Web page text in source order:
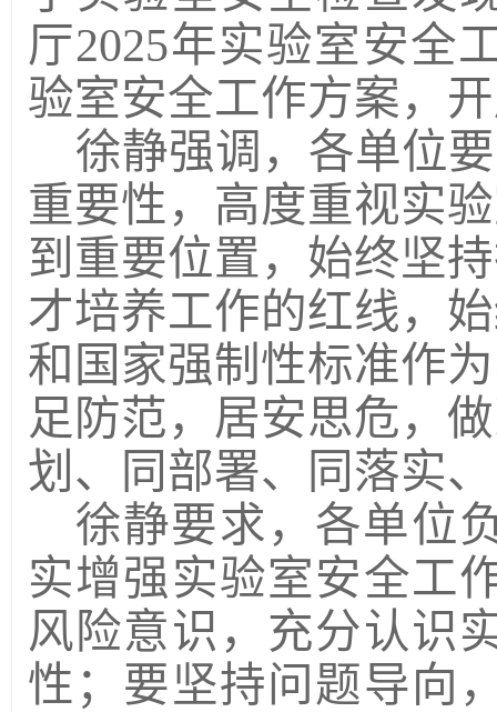
厅2025年实验室安全
验室安全工作方案，
徐静强调，各单位
重要性 ， 高度重视实
到重要位置，始终坚
才培养工作的红线，
和国家强制性标准作
足防范，居安思危，
划、同部署、同落实
徐静要求，各单位
实增强实验室安全工
风险意识，充分认识
性；要坚持问题导向